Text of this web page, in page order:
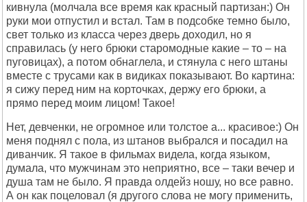
кивнула (молчала все время как красный партизан:) Он
руки мои отпустил и встал. Там в подсобке темно было,
свет только из класса через дверь доходил, но я
справилась (у него брюки старомодные какие – то – на
пуговицах), а потом обнаглела, и стянула с него штаны
вместе с трусами как в видиках показывают. Во картина:
я сижу перед ним на корточках, держу его брюки, а
прямо перед моим лицом! Такое!
Нет, девченки, не огромное или толстое а... красивое:) Он
меня поднял с пола, из штанов выбрался и посадил на
диванчик. Я такое в фильмах видела, когда языком,
думала, что мужчинам это неприятно, все – таки вечер и
душа там не было. Я правда олдейз ношу, но все равно.
А он как поцеловал (я другого слова не могу применить,